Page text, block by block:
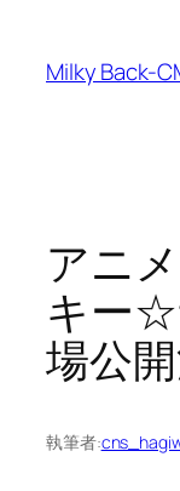
Milky Back-
アニ
キー☆
場公
執筆者: